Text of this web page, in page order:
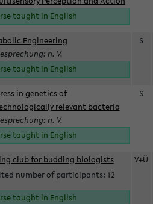
taught in English
Engineering
n. V.
taught in English
S
in genetics of
relevant bacteria
n. V.
taught in English
S
club for budding biologists
number of participants: 12
taught in English
V+Ü